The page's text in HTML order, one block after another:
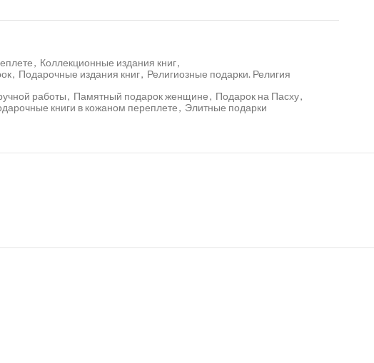
, Коллекционные издания книг,
, Подарочные издания книг, Религиозные подарки. Религия
работы, Памятный подарок женщине, Подарок на Пасху,
книги в кожаном переплете, Элитные подарки